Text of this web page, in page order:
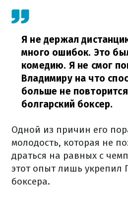
Я не держал
много ошибок. Это
комедию. Я не смог
Владимиру на что
больше не
болгарский боксер.
Одной из причин его
молодость, которая не
драться на равных с
этот опыт лишь укрепил
боксера.